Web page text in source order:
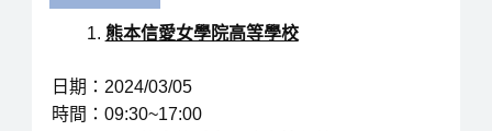
熊本信愛女學院高等學校
日期：2024/03/05
時間：09:30~17:00